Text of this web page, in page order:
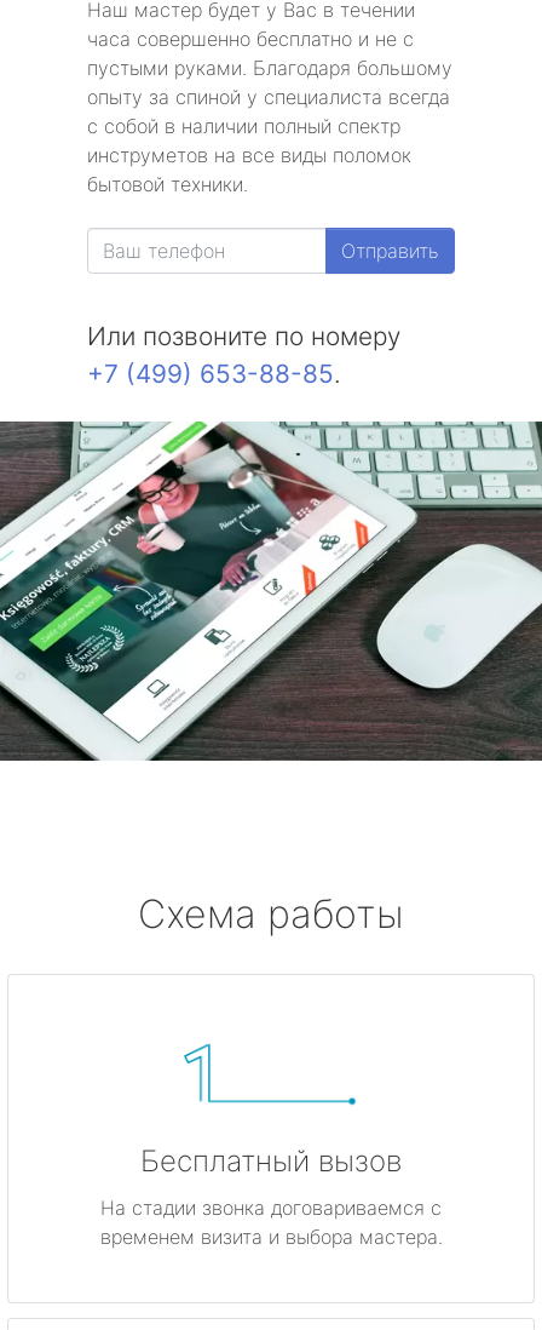
Наш мастер будет у Вас в течении
часа совершенно бесплатно и не с
пустыми руками. Благодаря большому
опыту за спиной у специалиста всегда
с собой в наличии полный спектр
инструметов на все виды поломок
бытовой техники.
Отправить
Или позвоните по номеру
+7 (499) 653-88-85.
Схема работы
Бесплатный вызов
На стадии звонка договариваемся с
временем визита и выбора мастера.